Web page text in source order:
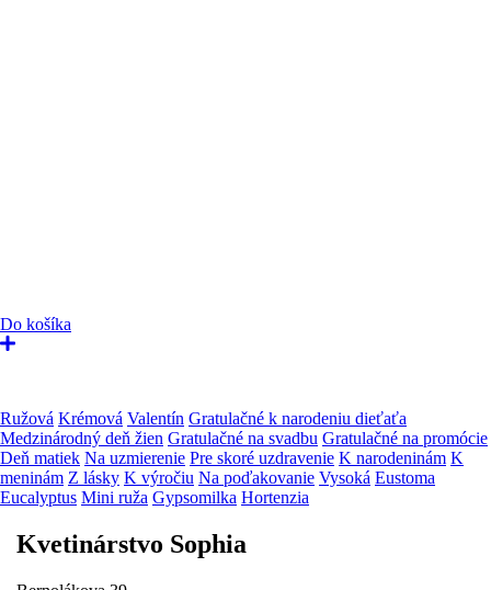
Do košíka
Ružová Krémová Valentín Gratulačné k narodeniu dieťaťa
Medzinárodný deň žien Gratulačné na svadbu Gratulačné na promócie
Deň matiek Na uzmierenie Pre skoré uzdravenie K narodeninám K
meninám Z lásky K výročiu Na poďakovanie Vysoká Eustoma
Eucalyptus Mini ruža Gypsomilka Hortenzia
Kvetinárstvo Sophia